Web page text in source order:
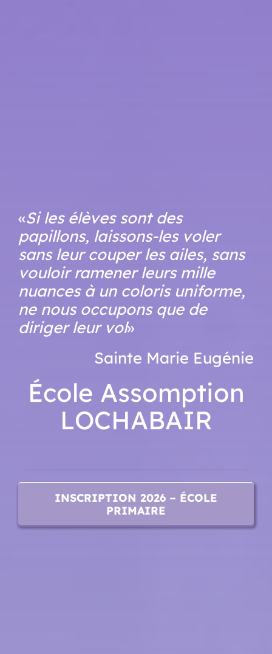
«Si les élèves sont des
papillons, laissons-les voler
sans leur couper les ailes, sans
vouloir ramener leurs mille
nuances à un coloris uniforme,
ne nous occupons que de
diriger leur vol»
Sainte Marie Eugénie
École Assomption
LOCHABAIR
INSCRIPTION 2026 – ÉCOLE
PRIMAIRE